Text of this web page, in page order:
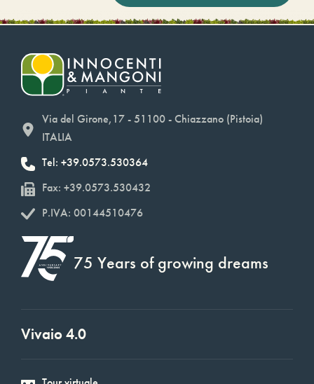
Via del Girone,17 - 51100 - Chiazzano (Pistoia)
ITALIA
Tel: +39.0573.530364
Fax: +39.0573.530432
P.IVA: 00144510476
75 Years of growing dreams
Vivaio 4.0